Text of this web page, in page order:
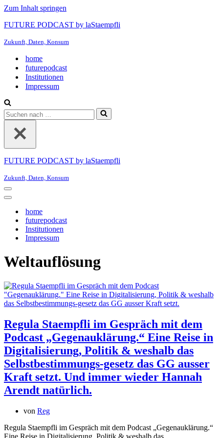
Zum Inhalt springen
FUTURE PODCAST by laStaempfli
Zukunft, Daten, Konsum
home
futurepodcast
Institutionen
Impressum
Suchen
nach …
FUTURE PODCAST by laStaempfli
Zukunft, Daten, Konsum
Navigationsmenü
Navigationsmenü
home
futurepodcast
Institutionen
Impressum
Weltauflösung
Regula Staempfli im Gespräch mit dem
Podcast „Gegenauklärung.“ Eine Reise in
Digitalisierung, Politik & weshalb das
Selbstbestimmungs-gesetz das GG ausser
Kraft setzt. Und immer wieder Hannah
Arendt natürlich.
von Reg
Regula Staempfli im Gespräch mit dem Podcast „Gegenauklärung.“
Eine Reise in Digitalisierung, Politik & weshalb das